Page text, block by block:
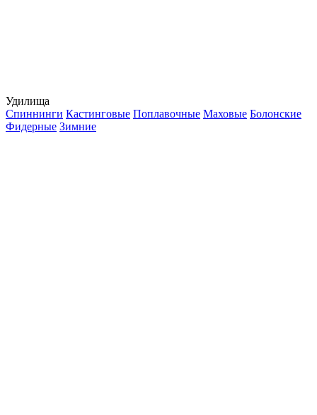
Удилища
Спиннинги Кастинговые Поплавочные Маховые Болонские
Фидерные Зимние